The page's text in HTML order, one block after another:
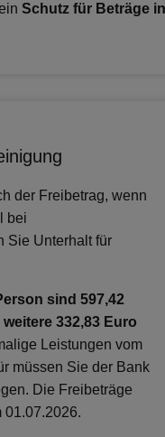
Schutz für Beträge
der Freibetrag, wenn
bei
Sie Unterhalt für
sind 597,42
332,83 Euro
Leistungen vom
müssen Sie der Bank
Die Freibeträge
01.07.2026.